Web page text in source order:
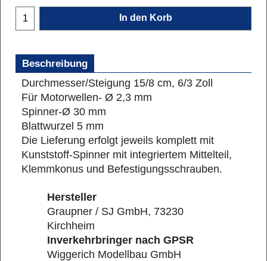
In den Korb
Beschreibung
Durchmesser/Steigung 15/8 cm, 6/3 Zoll
Für Motorwellen- Ø 2,3 mm
Spinner-Ø 30 mm
Blattwurzel 5 mm
Die Lieferung erfolgt jeweils komplett mit
Kunststoff-Spinner mit integriertem Mittelteil,
Klemmkonus und Befestigungsschrauben.
Hersteller
Graupner / SJ GmbH, 73230
Kirchheim
Inverkehrbringer nach GPSR
Wiggerich Modellbau GmbH